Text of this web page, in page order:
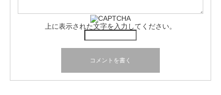
上に表示された文字を入力してください。